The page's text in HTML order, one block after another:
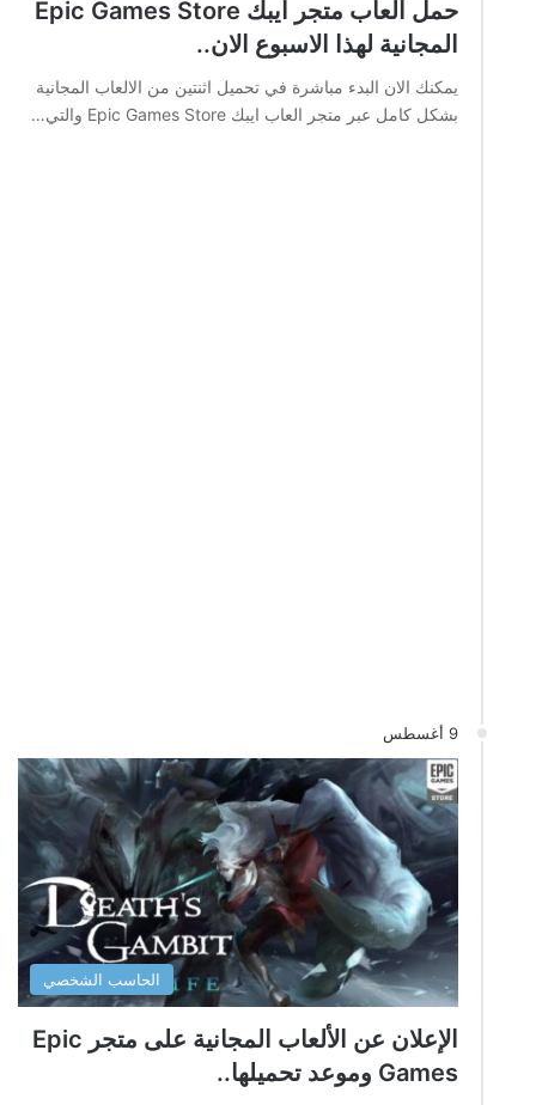
حمل العاب متجر ايبك Epic Games Store
المجانية لهذا الاسبوع الان..
يمكنك الان البدء مباشرة في تحميل اثنتين من الالعاب المجانية
بشكل كامل عبر متجر العاب ايبك Epic Games Store والتي…
9 أغسطس
الحاسب الشخصي
الإعلان عن الألعاب المجانية على متجر Epic
Games وموعد تحميلها..